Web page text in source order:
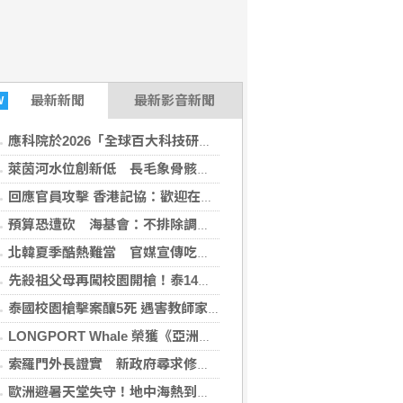
最新新聞 最新影音新聞
應科院於2026「全球百大科技研發獎」中創亞洲最佳成績 三項技術榮膺全球百大創新獎項
萊茵河水位創新低 長毛象骨骸、納粹沉船全都露
回應官員攻擊 香港記協：歡迎在港新聞工作者參與
預算恐遭砍 海基會：不排除調漲文書驗證費用
北韓夏季酷熱難當 官媒宣傳吃狗肉湯消暑
先殺祖父母再闖校園開槍！泰14歲少年疑遭霸凌報復 案發前還看5段槍擊片
泰國校園槍擊案釀5死 遇害教師家屬得知噩耗悲痛欲絕
LONGPORT Whale 榮獲《亞洲銀行與金融》金融科技生態合作獎
索羅門外長證實 新政府尋求修復與美澳等傳統盟邦關係
歐洲避暑天堂失守！地中海熱到像溫泉 海水飆高8℃遊客傻眼：無法消暑
08-07 18:37:00)